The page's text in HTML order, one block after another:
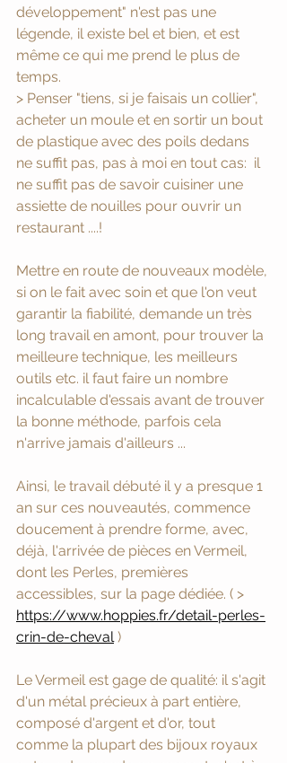
développement" n'est pas une
légende, il existe bel et bien, et est
même ce qui me prend le plus de
temps.
> Penser "tiens, si je faisais un collier",
acheter un moule et en sortir un bout
de plastique avec des poils dedans
ne suffit pas, pas à moi en tout cas:  il
ne suffit pas de savoir cuisiner une
assiette de nouilles pour ouvrir un
restaurant ....!
Mettre en route de nouveaux modèle,
si on le fait avec soin et que l'on veut
garantir la fiabilité, demande un très
long travail en amont, pour trouver la
meilleure technique, les meilleurs
outils etc. il faut faire un nombre
incalculable d'essais avant de trouver
la bonne méthode, parfois cela
n'arrive jamais d'ailleurs ...
Ainsi, le travail débuté il y a presque 1
an sur ces nouveautés, commence
doucement à prendre forme, avec,
déjà, l'arrivée de pièces en Vermeil,
dont les Perles, premières
accessibles, sur la page dédiée. ( >
https://www.hoppies.fr/detail-perles-
crin-de-cheval )
Le Vermeil est gage de qualité: il s'agit
d'un métal précieux à part entière,
composé d'argent et d'or, tout
comme la plupart des bijoux royaux